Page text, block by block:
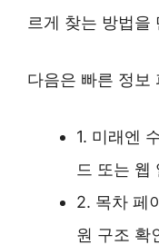
르게 찾는 방법을
다음은 빠른 정보
1. 미래엔
드 또는 웹
2. 목차 페
원 구조 확